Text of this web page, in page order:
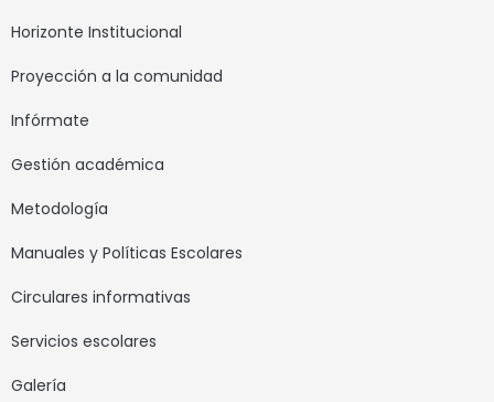
Horizonte Institucional
Proyección a la comunidad
Infórmate
Gestión académica
Metodología
Manuales y Políticas Escolares
Circulares informativas
Servicios escolares
Galería